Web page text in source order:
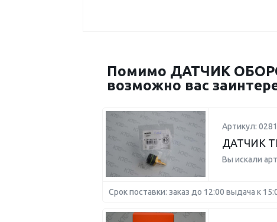
Помимо ДАТЧИК
возможно вас
Артикул:
ДАТЧИК
Вы искали
Срок поставки: заказ до 12:00 выдача к